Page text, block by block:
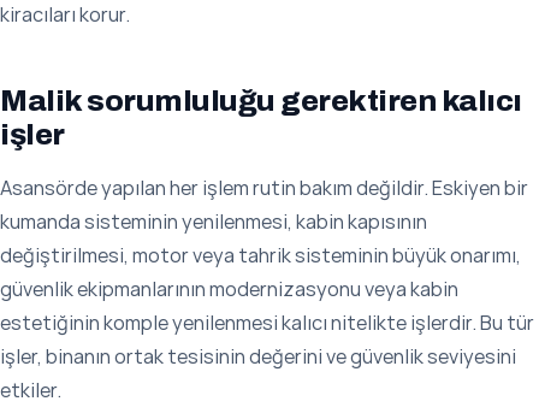
kiracıları korur.
Malik sorumluluğu gerektiren kalıcı
işler
Asansörde yapılan her işlem rutin bakım değildir. Eskiyen bir
kumanda sisteminin yenilenmesi, kabin kapısının
değiştirilmesi, motor veya tahrik sisteminin büyük onarımı,
güvenlik ekipmanlarının modernizasyonu veya kabin
estetiğinin komple yenilenmesi kalıcı nitelikte işlerdir. Bu tür
işler, binanın ortak tesisinin değerini ve güvenlik seviyesini
etkiler.